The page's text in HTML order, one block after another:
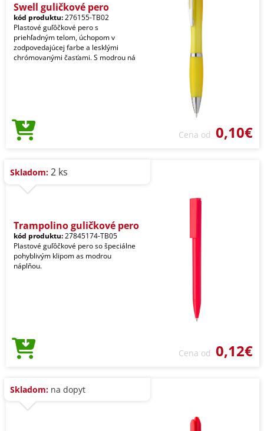
Swell guličkové pero
kód produktu:276155-TB02
Plastové guľôčkové pero s
priehľadným telom, úchopom v
zodpovedajúcej farbe a lesklými
chrómovanými časťami. S modrou ná
Cena od 0,10€
Skladom: 2 ks
Trampolino guličkové pero
kód produktu:27845174-TB05
Plastové guľôčkové pero so špeciálne
pohyblivým klipom as modrou
náplňou.
Cena od 0,12€
Skladom: na dopyt